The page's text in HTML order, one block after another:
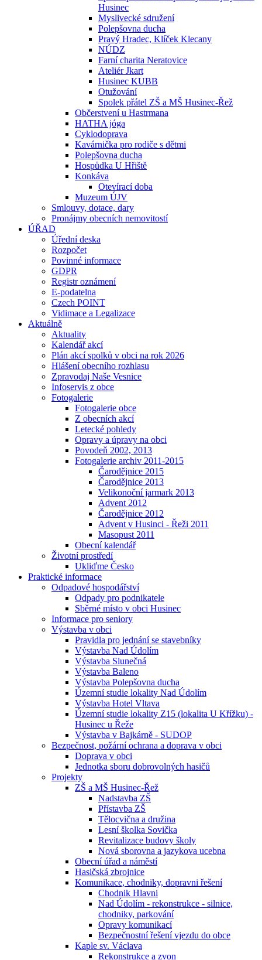
Husinec
Myslivecké sdružení
Polepšovna ducha
Pravý Hradec, Klíček Klecany
NÚDZ
Farní charita Neratovice
Ateliér Jkart
Husinec KUBB
Otužování
Spolek přátel ZŠ a MŠ Husinec-Řež
Občerstvení u Hastrmana
HATHA jóga
Cyklodoprava
Kavárnička pro rodiče s dětmi
Polepšovna ducha
Hospůdka U Hřiště
Konkáva
Otevírací doba
Muzeum ÚJV
Smlouvy, dotace, dary
Pronájmy obecních nemovitostí
ÚŘAD
Úřední deska
Rozpočet
Povinné informace
GDPR
Registr oznámení
E-podatelna
Czech POINT
Vidimace a Legalizace
Aktuálně
Aktuality
Kalendář akcí
Plán akcí spolků v obci na rok 2026
Hlášení obecního rozhlasu
Zpravodaj Naše Vesnice
Infoservis z obce
Fotogalerie
Fotogalerie obce
Z obecních akcí
Letecké pohledy
Opravy a úpravy na obci
Povodeň 2002, 2013
Fotogalerie archiv 2011-2015
Čarodějnice 2015
Čarodějnice 2013
Velikonoční jarmark 2013
Advent 2012
Čarodějnice 2012
Advent v Husinci - Řeži 2011
Masopust 2011
Obecní kalendář
Životní prostředí
Ukliďme Česko
Praktické informace
Odpadové hospodářství
Odpady pro podnikatele
Sběrné místo v obci Husinec
Informace pro seniory
Výstavba v obci
Pravidla pro jednání se stavebníky
Výstavba Nad Údolím
Výstavba Slunečná
Výstavba Baleno
Výstavba Polepšovna ducha
Územní studie lokality Nad Údolím
Výstavba Hotel Vltava
Územní studie lokality Z15 (lokalita U Křížku) -
Husinec u Řeže
Výstavba v Bajkárně - SUDOP
Bezpečnost, požární ochrana a doprava v obci
Doprava v obci
Jednotka sboru dobrovolných hasičů
Projekty
ZŠ a MŠ Husinec-Řež
Nadstavba ZŠ
Přístavba ZŠ
Tělocvična a družina
Lesní školka Sovička
Revitalizace budovy školy
Nová sborovna a jazykova ucebna
Obecní úřad a náměstí
Hasičská zbrojnice
Komunikace, chodniky, dopravni řešení
Chodnik Hlavni
Nad Údolím - rekonstrukce - silnice,
chodniky, parkování
Opravy komunikací
Bezpečnostní řešení vjezdu do obce
Kaple sv. Václava
Rekonstrukce a zvon